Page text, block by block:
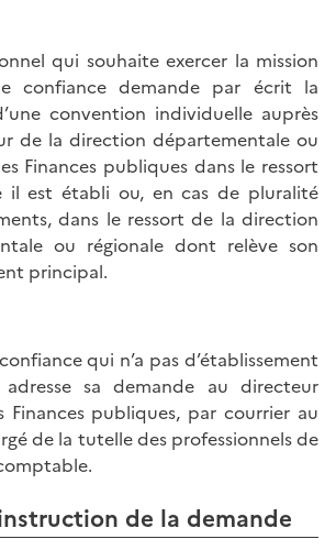
qui souhaite exercer la mission
confiance demande par écrit la
convention individuelle auprès
de la direction départementale ou
Finances publiques dans le ressort
il est établi ou, en cas de pluralité
dans le ressort de la direction
ou régionale dont relève son
principal.
qui n’a pas d’établissement
sa demande au directeur
Finances publiques, par courrier au
de la tutelle des professionnels de
de la demande